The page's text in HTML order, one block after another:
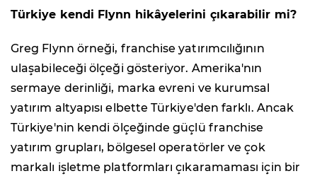
Türkiye kendi Flynn hikâyelerini çıkarabilir mi?
Greg Flynn örneği, franchise yatırımcılığının
ulaşabileceği ölçeği gösteriyor. Amerika'nın
sermaye derinliği, marka evreni ve kurumsal
yatırım altyapısı elbette Türkiye'den farklı. Ancak
Türkiye'nin kendi ölçeğinde güçlü franchise
yatırım grupları, bölgesel operatörler ve çok
markalı işletme platformları çıkaramaması için bir